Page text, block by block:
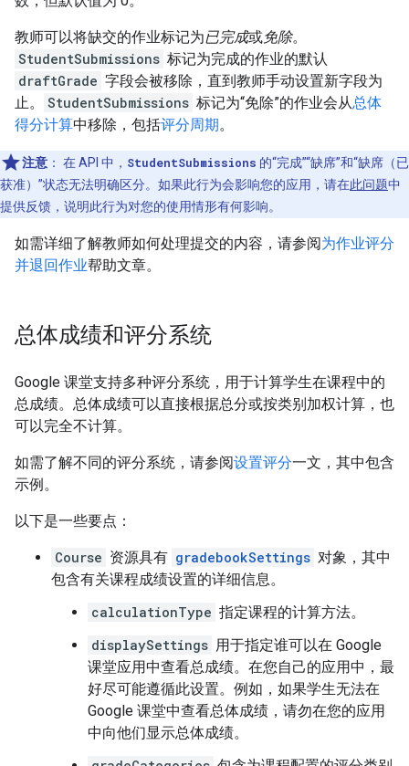
教师可以将缺交的作业标记为已完成或免除。
StudentSubmissions 标记为完成的作业的默认
draftGrade 字段会被移除，直到教师手动设置新字段为
止。
StudentSubmissions 标记为“免除”的作业会从总体
得分计算中移除，包括评分周期。
注意 ： 在 API 中， StudentSubmissions 的“完成”“缺席”和“缺席（已
获准）”状态无法明确区分。如果此行为会影响您的应用，请在此问题中
提供反馈，说明此行为对您的使用情形有何影响。
如需详细了解教师如何处理提交的内容，请参阅为作业评分
并退回作业帮助文章。
总体成绩和评分系统
Google 课堂支持多种评分系统，用于计算学生在课程中的
总成绩。总体成绩可以直接根据总分或按类别加权计算，也
可以完全不计算。
如需了解不同的评分系统，请参阅设置评分一文，其中包含
示例。
以下是一些要点：
Course 资源具有 gradebookSettings 对象，其中
包含有关课程成绩设置的详细信息。
calculationType 指定课程的计算方法。
displaySettings 用于指定谁可以在 Google
课堂应用中查看总成绩。在您自己的应用中，最
好尽可能遵循此设置。例如，如果学生无法在
Google 课堂中查看总体成绩，请勿在您的应用
中向他们显示总体成绩。